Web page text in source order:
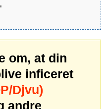
om, at din
inficeret
Djvu)
andre